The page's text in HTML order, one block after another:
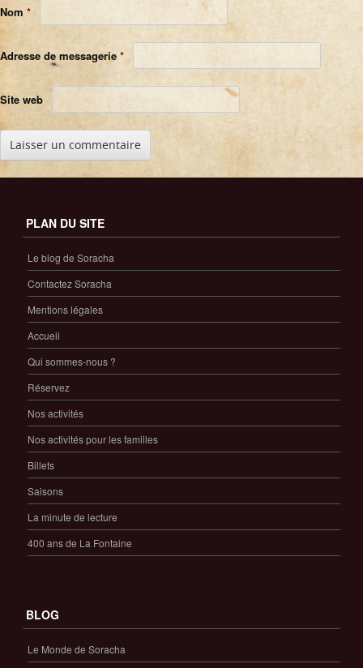
Nom *
Adresse de messagerie *
Site web
PLAN DU SITE
Le blog de Soracha
Contactez Soracha
Mentions légales
Accueil
Qui sommes-nous ?
Réservez
Nos activités
Nos activités pour les familles
Billets
Saisons
La minute de lecture
400 ans de La Fontaine
BLOG
Le Monde de Soracha